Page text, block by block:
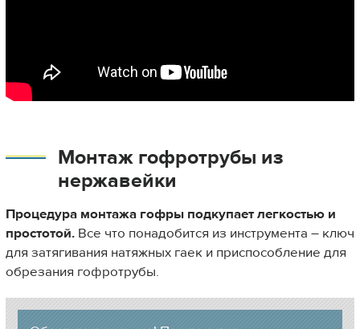
Монтаж гофротрубы из
нержавейки
Процедура монтажа гофры подкупает легкостью и
простотой.Все что понадобится из инструмента – ключ
для затягивания натяжных гаек и приспособление для
обрезания гофротрубы.